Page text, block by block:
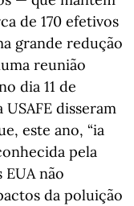
de 170 efetivos
grande redução
reunião
dia 11 de
disseram
este ano, “ia
pela
EUA não
da poluição